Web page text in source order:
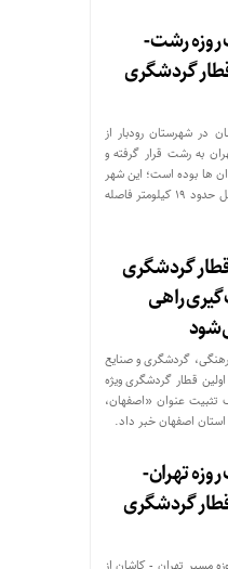
روزه رشت-
گردشگری
در شهرستان رودبار از
به رشت قرار گرفته و
ها بوده است؛ این شهر
با رشت حدود ۹۰ کیلومتر و با منجیل حدود ۱۹ کیلومتر فاصله
گردشگری
راهی
گردشگری و صنایع
قطار گردشگری ویژه
عنوان «اصفهان،
اصفهان خبر داد.
تهران-
گردشگری